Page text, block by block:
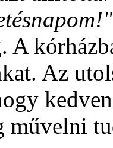
A
Az
művelni